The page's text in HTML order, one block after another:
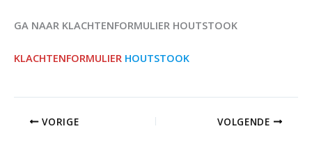
GA NAAR KLACHTENFORMULIER HOUTSTOOK
KLACHTENFORMULIER HOUTSTOOK
VORIGE VOLGENDE